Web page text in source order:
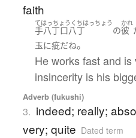
faith
てはっちょうくちはっちょう
手八丁口八丁 の
かれ
彼
玉に疵だね。
He works fast and
insincerity is his
Adverb (fukushi)
3. indeed; really;
very; quite Dated term